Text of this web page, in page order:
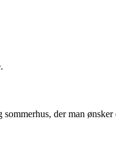
der man